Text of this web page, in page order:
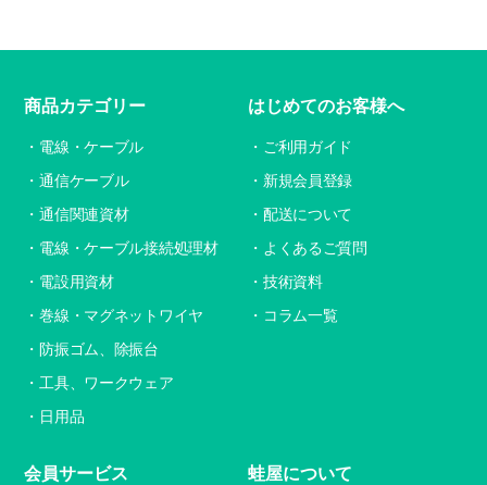
商品カテゴリー
電線・ケーブル
通信ケーブル
通信関連資材
電線・ケーブル接続処理材
電設用資材
巻線・マグネットワイヤ
防振ゴム、除振台
工具、ワークウェア
日用品
はじめてのお客様へ
ご利用ガイド
新規会員登録
配送について
よくあるご質問
技術資料
コラム一覧
会員サービス 蛙屋について